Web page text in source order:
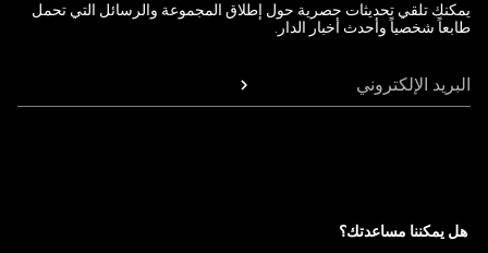
يمكنك تلقي تحديثات حصرية حول إطلاق المجموعة والرسائل التي تحمل
طابعاً شخصياً وأحدث أخبار الدار.
البريد الإلكتروني
هل يمكننا مساعدتك؟